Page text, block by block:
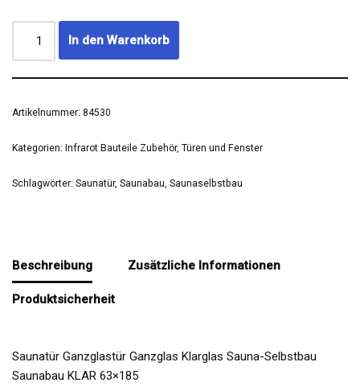
In den Warenkorb
Artikelnummer: 84530
Kategorien: Infrarot Bauteile Zubehör, Türen und Fenster
Schlagwörter: Saunatür, Saunabau, Saunaselbstbau
Beschreibung Zusätzliche Informationen
Produktsicherheit
Saunatür Ganzglastür Ganzglas Klarglas Sauna-Selbstbau
Saunabau KLAR 63×185